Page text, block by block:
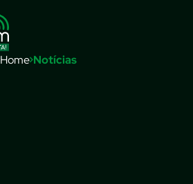
Home Notícias